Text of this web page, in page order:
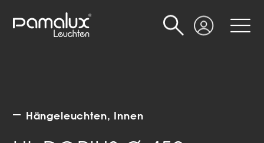
Login
Suche
Hängeleuchten Innen